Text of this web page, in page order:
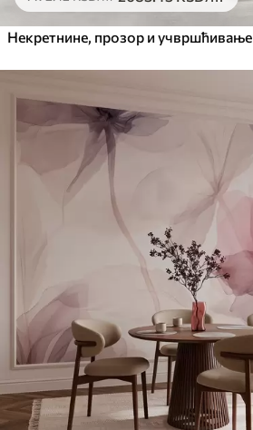
Некретнине, прозор и учвршћивање